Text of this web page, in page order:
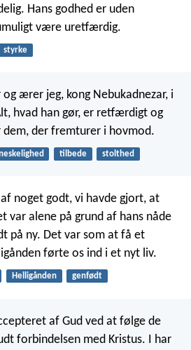
Hans godhed er uden
være uretfærdig.
styrke
ærer jeg, kong Nebukadnezar, i
hvad han gør, er retfærdigt og
dem, der fremturer i hovmod.
tilbede stolthed
noget godt, vi havde gjort, at
var alene på grund af hans nåde
på ny. Det var som at få et
førte os ind i et nyt liv.
Helligånden genfødt
af Gud ved at følge de
forbindelsen med Kristus. I har